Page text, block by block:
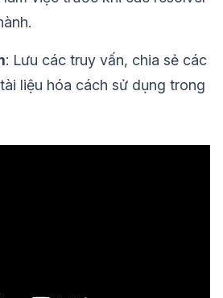
: Lưu các truy vấn, chia sẻ các
liệu hóa cách sử dụng trong